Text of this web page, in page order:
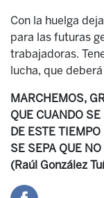
Con la huelga
para las futuras
trabajadoras.
lucha, que
MARCHEMOS,
QUE CUANDO
DE ESTE
SE SEPA QUE
(Raúl González